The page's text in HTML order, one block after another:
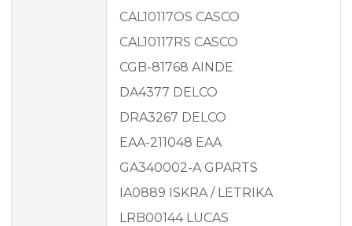
CAL10117OS CASCO
CAL10117RS CASCO
CGB-81768 AINDE
DA4377 DELCO
DRA3267 DELCO
EAA-211048 EAA
GA340002-A GPARTS
IA0889 ISKRA / LETRIKA
LRB00144 LUCAS